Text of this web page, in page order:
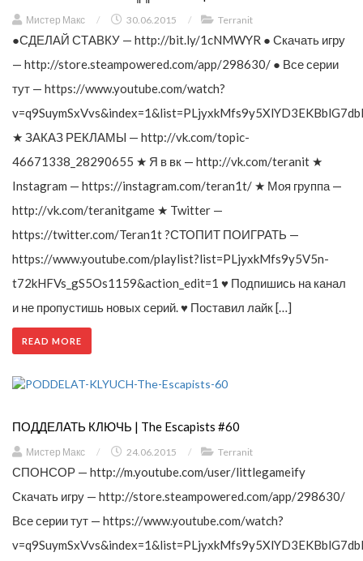
Мистер Макс / 30.06.2015 / Terranit
●СДЕЛАЙ СТАВКУ — http://bit.ly/1cNMWYR ● Скачать игру
— http://store.steampowered.com/app/298630/ ● Все серии
тут — https://www.youtube.com/watch?
★ ЗАКАЗ РЕКЛАМЫ — http://vk.com/topic-
46671338_28290655 ★ Я в вк — http://vk.com/teranit ★
Instagram — https://instagram.com/teran1t/ ★ Моя группа —
http://vk.com/teranitgame ★ Twitter —
https://twitter.com/Teran1t ?СТОПИТ ПОИГРАТЬ —
https://www.youtube.com/playlist?list=PLjyxkMfs9y5V5n-
t72kHFVs_gS5Os1159&action_edit=1 ♥ Подпишись на канал
и не пропустишь новых серий. ♥ Поставил лайк […]
READ MORE
ПОДДЕЛАТЬ КЛЮЧЬ | The Escapists #60
Мистер Макс / 24.06.2015 / Terranit
СПОНСОР — http://m.youtube.com/user/littlegameify
Скачать игру — http://store.steampowered.com/app/298630/
Все серии тут — https://www.youtube.com/watch?